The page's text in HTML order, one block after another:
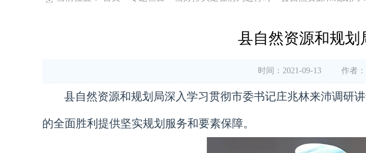
县自然资源和规划
时间：2021-09-13 作者
县自然资源和规划局深入学习贯彻市委书记庄兆林来沛调研
的全面胜利提供坚实规划服务和要素保障。